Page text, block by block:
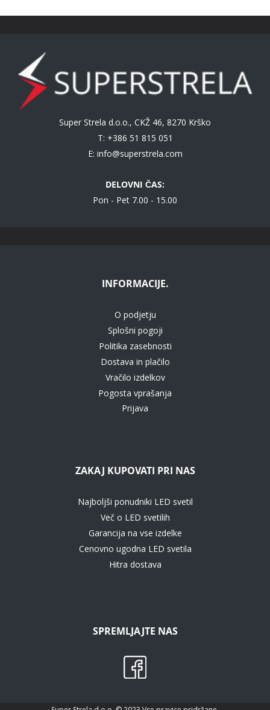
Super Strela d.o.o., CKŽ 46, 8270 Krško
T: +386 51 815 051
E: info@superstrela.com
DELOVNI ČAS:
Pon - Pet 7.00 - 15.00
INFORMACIJE.
O podjetju
Splošni pogoji
Politika zasebnosti
Dostava in plačilo
Vračilo izdelkov
Pogosta vprašanja
Prijava
ZAKAJ KUPOVATI PRI NAS
Najboljši ponudniki LED svetil
Več o LED svetilih
Garancija na vse izdelke
Cenovno ugodna LED svetila
Hitra dostava
SPREMLJAJTE NAS